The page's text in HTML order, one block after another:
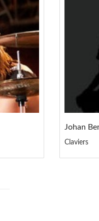
Johan
Claviers